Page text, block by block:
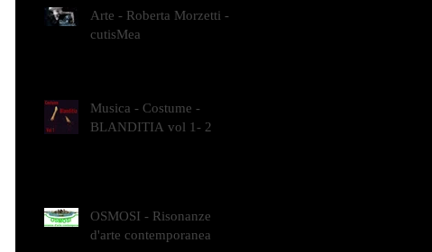
Arte - Roberta Morzetti -
cutisMea
Musica - Costume -
BLANDITIA vol 1- 2
OSMOSI - Risonanze
d'arte contemporanea